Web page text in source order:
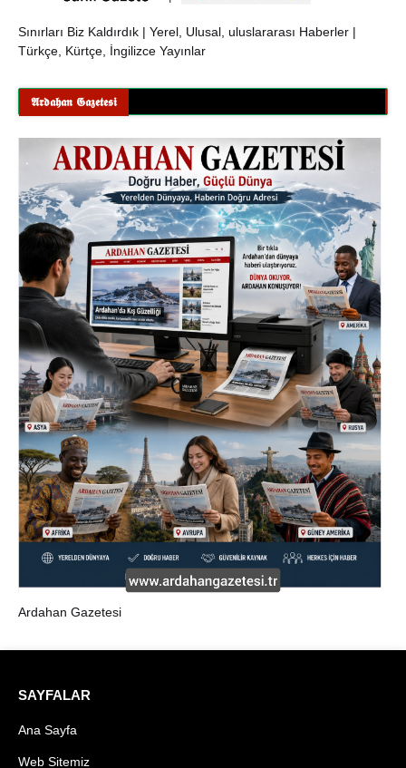
Sınırları Biz Kaldırdık | Yerel, Ulusal, uluslararası Haberler |
Türkçe, Kürtçe, İngilizce Yayınlar
𝕬𝖗𝖉𝖆𝖍𝖆𝖓 𝕲𝖆𝖟𝖊𝖙𝖊𝖘𝖎
Ardahan Gazetesi
SAYFALAR
Ana Sayfa
Web Sitemiz